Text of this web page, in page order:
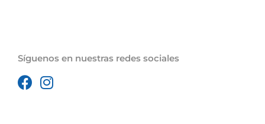
Síguenos en nuestras redes sociales